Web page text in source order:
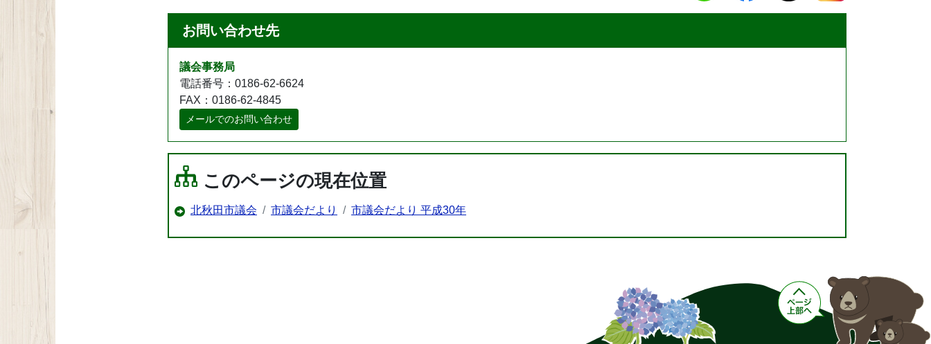
お問い合わせ先
議会事務局
電話番号：0186-62-6624
FAX：0186-62-4845
メールでのお問い合わせ
このページの現在位置
北秋田市議会 市議会だより 市議会だより 平成30年